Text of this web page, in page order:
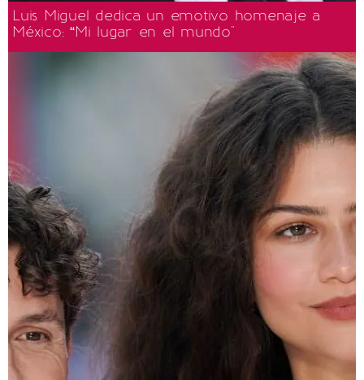
Luis Miguel dedica un emotivo homenaje a
México: “Mi lugar en el mundo"